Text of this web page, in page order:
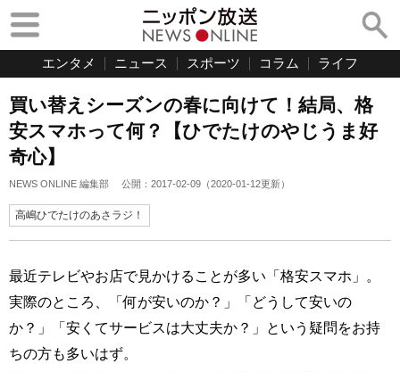
エンタメ ニュース スポーツ コラム ライフ
買い替えシーズンの春に向けて！結局、格
安スマホって何？【ひでたけのやじうま好
奇心】
NEWS ONLINE 編集部 公開： 2017-02-09 （2020-01-12更新）
高嶋ひでたけのあさラジ！
最近テレビやお店で見かけることが多い「格安スマホ」。
実際のところ、「何が安いのか？」「どうして安いの
か？」「安くてサービスは大丈夫か？」という疑問をお持
ちの方も多いはず。